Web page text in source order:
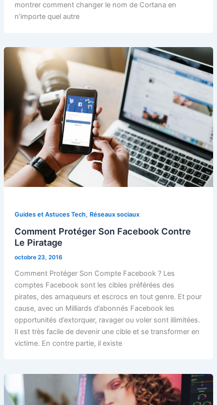
montrer comment changer le nom de Cortana en
n’importe quel autre
Guides et Astuces Tech, Réseaux sociaux
Comment Protéger Son Facebook Contre
Le Piratage
octobre 23, 2016
Comment Protéger Son Compte Facebook ? Les
comptes Facebook sont les cibles préférées des
pirates, des arnaqueurs et escrocs en tout genre. Et pour
cause, avec un Milliards d’abonnés Facebook les
opportunités d’extorquer, ravager ou voler sont illimitées.
Il est très facile de devenir une cible et se transformer en
victime. En contre partie, il existe